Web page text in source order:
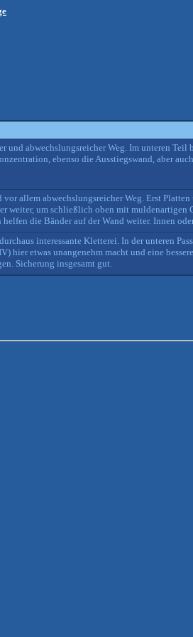
und abwechslungsreicher Weg. Im unteren
ebenso die Ausstiegswand, aber
vor allem abwechslungsreicher Weg. Erst
weiter, um schließlich oben mit muldenartigen
die Bänder auf der Wand weiter. Innen
interessante Kletterei. In der unteren
hier etwas unangenehm macht und eine
Sicherung insgesamt gut.